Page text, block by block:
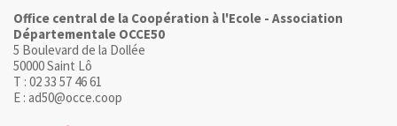
Office central de la Coopération à l'Ecole - Association
Départementale OCCE50
5 Boulevard de la Dollée
50000 Saint Lô
T : 02 33 57 46 61
E : ad50@occe.coop